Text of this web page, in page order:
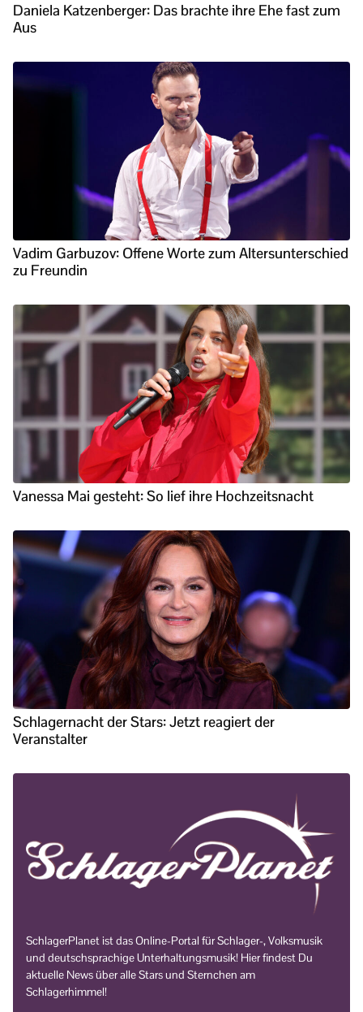
Daniela Katzenberger: Das brachte ihre Ehe fast zum
Aus
Vadim Garbuzov: Offene Worte zum Altersunterschied
zu Freundin
Vanessa Mai gesteht: So lief ihre Hochzeitsnacht
Schlagernacht der Stars: Jetzt reagiert der
Veranstalter
SchlagerPlanet ist das Online-Portal für Schlager-, Volksmusik
und deutschsprachige Unterhaltungsmusik! Hier findest Du
aktuelle News über alle Stars und Sternchen am
Schlagerhimmel!